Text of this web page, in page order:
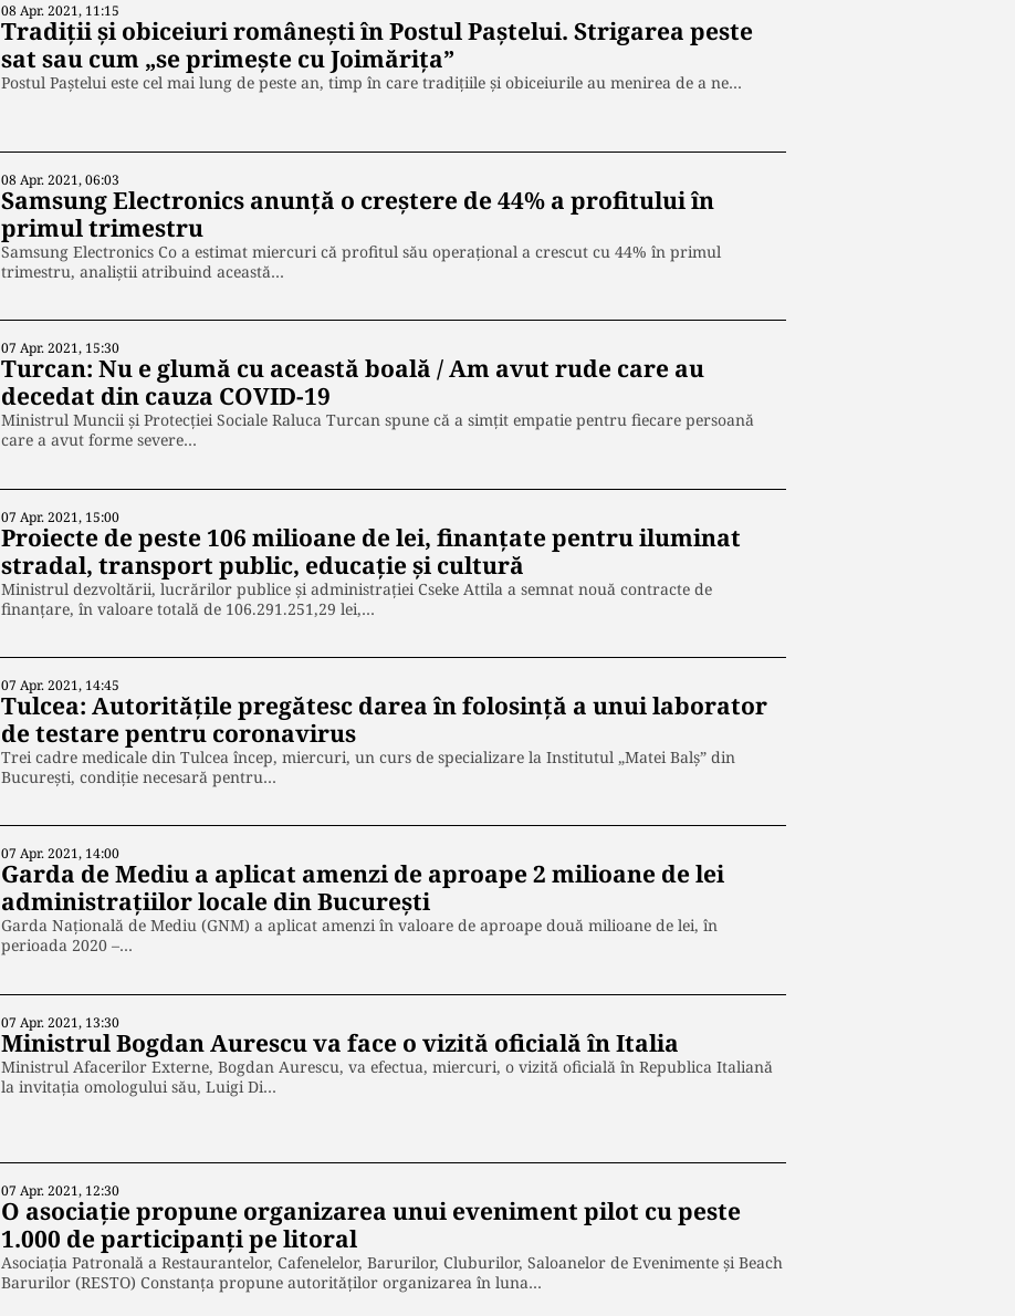
08 Apr. 2021, 11:15
Tradiții și obiceiuri românești în Postul Paștelui. Strigarea peste
sat sau cum „se primește cu Joimărița”
Postul Paștelui este cel mai lung de peste an, timp în care tradițiile și obiceiurile au menirea de a ne…
08 Apr. 2021, 06:03
Samsung Electronics anunță o creștere de 44% a profitului în
primul trimestru
Samsung Electronics Co a estimat miercuri că profitul său operaţional a crescut cu 44% în primul
trimestru, analiştii atribuind această…
07 Apr. 2021, 15:30
Turcan: Nu e glumă cu această boală / Am avut rude care au
decedat din cauza COVID-19
Ministrul Muncii şi Protecţiei Sociale Raluca Turcan spune că a simțit empatie pentru fiecare persoană
care a avut forme severe…
07 Apr. 2021, 15:00
Proiecte de peste 106 milioane de lei, finanţate pentru iluminat
stradal, transport public, educaţie și cultură
Ministrul dezvoltării, lucrărilor publice şi administraţiei Cseke Attila a semnat nouă contracte de
finanţare, în valoare totală de 106.291.251,29 lei,…
07 Apr. 2021, 14:45
Tulcea: Autoritățile pregătesc darea în folosință a unui laborator
de testare pentru coronavirus
Trei cadre medicale din Tulcea încep, miercuri, un curs de specializare la Institutul „Matei Balş” din
Bucureşti, condiţie necesară pentru…
07 Apr. 2021, 14:00
Garda de Mediu a aplicat amenzi de aproape 2 milioane de lei
administrațiilor locale din București
Garda Naţională de Mediu (GNM) a aplicat amenzi în valoare de aproape două milioane de lei, în
perioada 2020 –…
07 Apr. 2021, 13:30
Ministrul Bogdan Aurescu va face o vizită oficială în Italia
Ministrul Afacerilor Externe, Bogdan Aurescu, va efectua, miercuri, o vizită oficială în Republica Italiană
la invitaţia omologului său, Luigi Di…
07 Apr. 2021, 12:30
O asociație propune organizarea unui eveniment pilot cu peste
1.000 de participanți pe litoral
Asociaţia Patronală a Restaurantelor, Cafenelelor, Barurilor, Cluburilor, Saloanelor de Evenimente şi Beach
Barurilor (RESTO) Constanţa propune autorităţilor organizarea în luna…